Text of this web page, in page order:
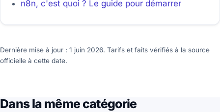
n8n, c'est quoi ? Le guide pour démarrer
Dernière mise à jour : 1 juin 2026. Tarifs et faits vérifiés à la source
officielle à cette date.
Dans la même catégorie